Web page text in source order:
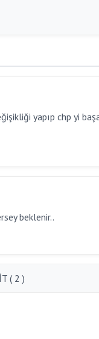
yapıp chp yi
beklenir..
( 2 )